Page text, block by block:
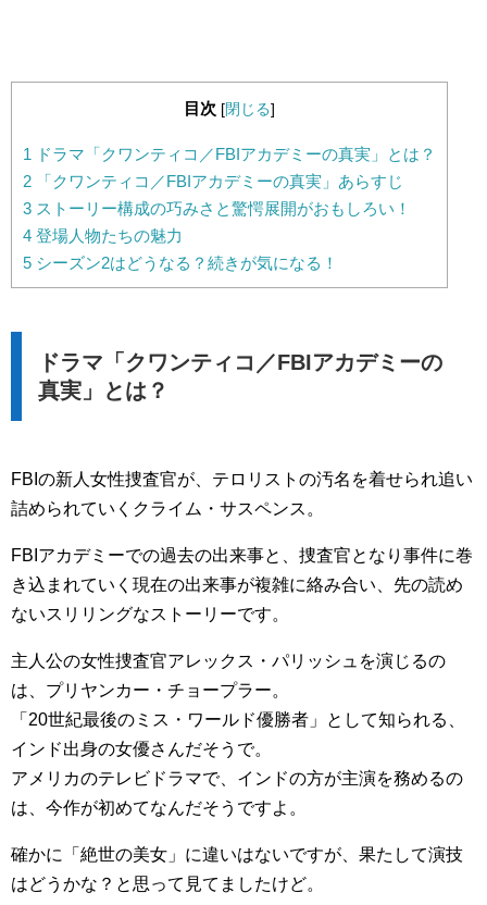
目次 [閉じる]
1 ドラマ「クワンティコ／FBIアカデミーの真実」とは？
2 「クワンティコ／FBIアカデミーの真実」あらすじ
3 ストーリー構成の巧みさと驚愕展開がおもしろい！
4 登場人物たちの魅力
5 シーズン2はどうなる？続きが気になる！
ドラマ「クワンティコ／FBIアカデミーの
真実」とは？
FBIの新人女性捜査官が、テロリストの汚名を着せられ追い
詰められていくクライム・サスペンス。
FBIアカデミーでの過去の出来事と、捜査官となり事件に巻
き込まれていく現在の出来事が複雑に絡み合い、先の読め
ないスリリングなストーリーです。
主人公の女性捜査官アレックス・パリッシュを演じるの
は、プリヤンカー・チョープラー。
「20世紀最後のミス・ワールド優勝者」として知られる、
インド出身の女優さんだそうで。
アメリカのテレビドラマで、インドの方が主演を務めるの
は、今作が初めてなんだそうですよ。
確かに「絶世の美女」に違いはないですが、果たして演技
はどうかな？と思って見てましたけど。